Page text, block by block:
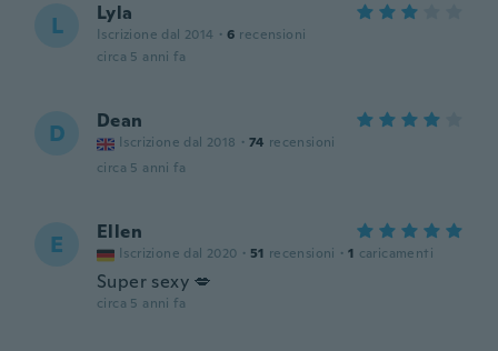
L Lyla
Iscrizione dal 2014 · 6 recensioni
circa 5 anni fa
D Dean
Iscrizione dal 2018 · 74 recensioni
circa 5 anni fa
E Ellen
Iscrizione dal 2020 · 51 recensioni · 1 caricamenti
Super sexy 💋
circa 5 anni fa